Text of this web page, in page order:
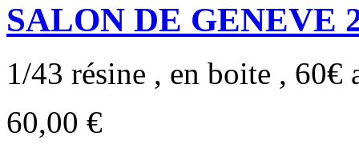
SALON DE GENEVE
1/43 résine , en boite , 60€
60,00 €